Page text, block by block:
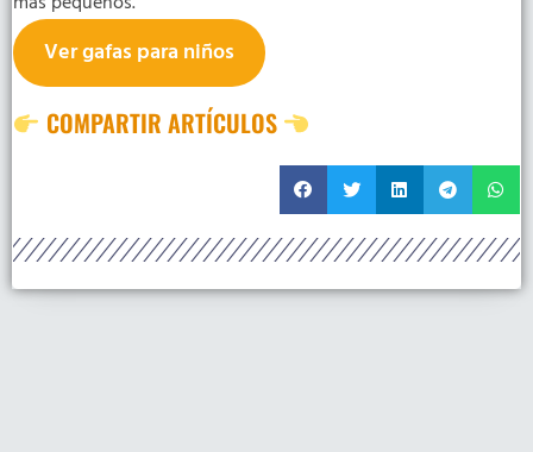
Ver gafas para niños
COMPARTIR ARTÍCULOS